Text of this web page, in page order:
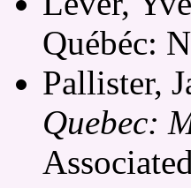
Québéc:
Pallister,
Quebec: